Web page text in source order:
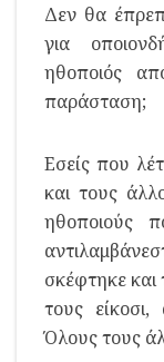
Δεν θα
για
ηθοποιός
παράσταση;
Εσείς που
και τους
ηθοποιούς
σκέφτηκε
τους
Όλους τους